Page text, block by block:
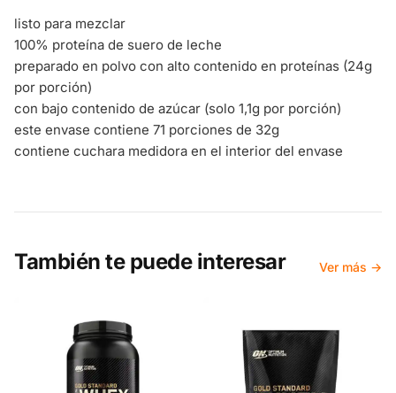
listo para mezclar
100% proteína de suero de leche
preparado en polvo con alto contenido en proteínas (24g
por porción)
con bajo contenido de azúcar (solo 1,1g por porción)
este envase contiene 71 porciones de 32g
contiene cuchara medidora en el interior del envase
También te puede interesar Ver más →